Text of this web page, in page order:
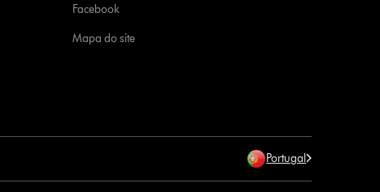
Facebook
Mapa do site
Portugal